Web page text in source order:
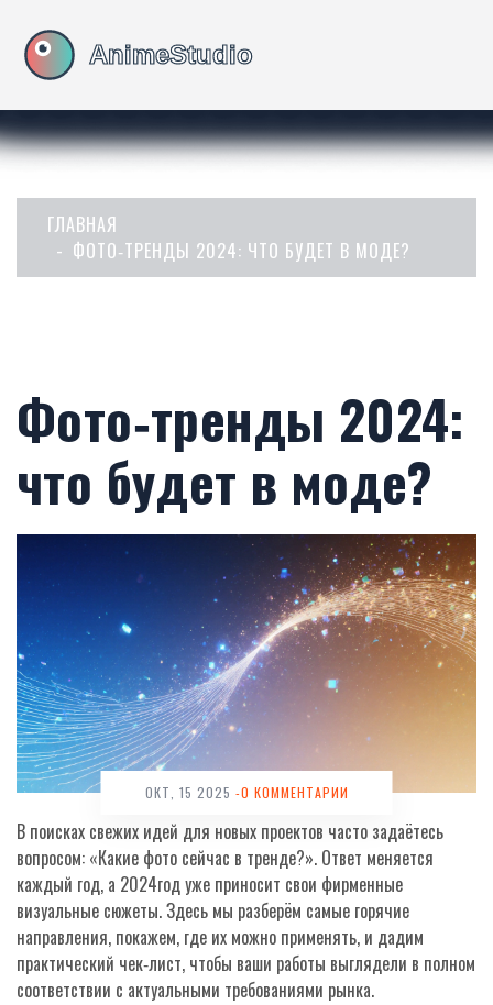
ГЛАВНАЯ
ФОТО‑ТРЕНДЫ 2024: ЧТО БУДЕТ В МОДЕ?
Фото‑тренды 2024:
что будет в моде?
ОКТ, 15 2025 -0 КОММЕНТАРИИ
В поисках свежих идей для новых проектов часто задаётесь
вопросом: «Какие фото сейчас в тренде?». Ответ меняется
каждый год, а 2024год уже приносит свои фирменные
визуальные сюжеты. Здесь мы разберём самые горячие
направления, покажем, где их можно применять, и дадим
практический чек‑лист, чтобы ваши работы выглядели в полном
соответствии с актуальными требованиями рынка.